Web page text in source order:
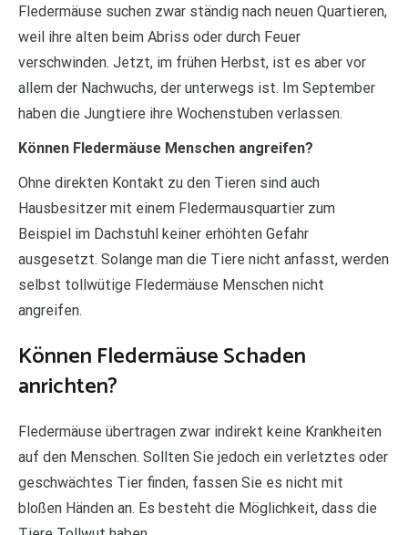
Fledermäuse suchen zwar ständig nach neuen Quartieren,
weil ihre alten beim Abriss oder durch Feuer
verschwinden. Jetzt, im frühen Herbst, ist es aber vor
allem der Nachwuchs, der unterwegs ist. Im September
haben die Jungtiere ihre Wochenstuben verlassen.
Können Fledermäuse Menschen angreifen?
Ohne direkten Kontakt zu den Tieren sind auch
Hausbesitzer mit einem Fledermausquartier zum
Beispiel im Dachstuhl keiner erhöhten Gefahr
ausgesetzt. Solange man die Tiere nicht anfasst, werden
selbst tollwütige Fledermäuse Menschen nicht
angreifen.
Können Fledermäuse Schaden
anrichten?
Fledermäuse übertragen zwar indirekt keine Krankheiten
auf den Menschen. Sollten Sie jedoch ein verletztes oder
geschwächtes Tier finden, fassen Sie es nicht mit
bloßen Händen an. Es besteht die Möglichkeit, dass die